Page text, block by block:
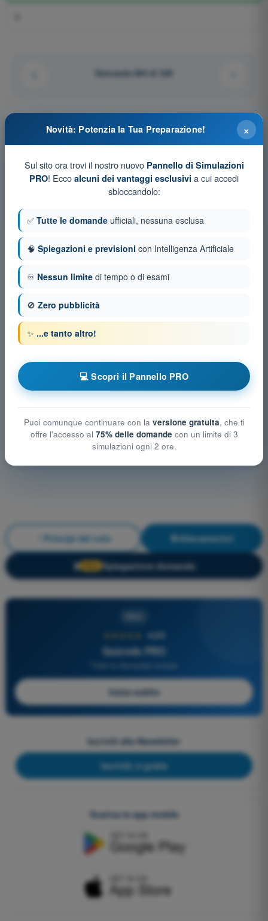
Domanda 264 di 320
Test di allenamento e simulazioni d'esame a tempo
PPL(H) - Licenza Pilota Privato (Elicotteri)
Simulazione d'esame PPL(H) - Principi del volo
Allenamento PPL(H) - Principi del volo
Principi del volo Allenamento!
🔒 Spiegazione domanda
Quizvds PRO
Inizia subito
Iscriviti alla Newsletter
Iscriviti, è gratis
Scarica le app mobile
×
Novità: Potenzia la Tua Preparazione!
Sul sito ora trovi il nostro nuovo Pannello di Simulazioni
PRO! Ecco alcuni dei vantaggi esclusivi a cui accedi
sbloccandolo:
✅ Tutte le domande ufficiali, nessuna esclusa
🧠 Spiegazioni e previsioni con Intelligenza Artificiale
♾️ Nessun limite di tempo o di esami
🚫 Zero pubblicità
✨ ...e tanto altro!
💻 Scopri il Pannello PRO
Puoi comunque continuare con la versione gratuita, che ti
offre l'accesso al 75% delle domande con un limite di 3
simulazioni ogni 2 ore.